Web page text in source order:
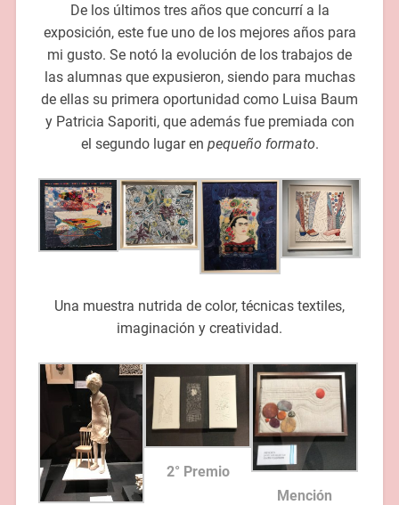
De los últimos tres años que concurrí a la
exposición, este fue uno de los mejores años para
mi gusto. Se notó la evolución de los trabajos de
las alumnas que expusieron, siendo para muchas
de ellas su primera oportunidad como Luisa Baum
y Patricia Saporiti, que además fue premiada con
el segundo lugar en pequeño formato.
Una muestra nutrida de color, técnicas textiles,
imaginación y creatividad.
2° Premio
Mención